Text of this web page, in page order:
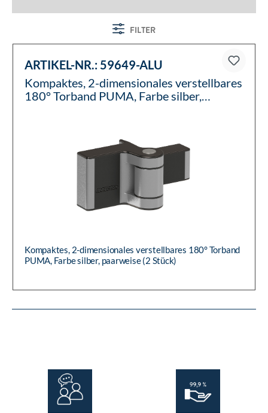
FILTER
ARTIKEL-NR.: 59649-ALU
Kompaktes, 2-dimensionales verstellbares
180° Torband PUMA, Farbe silber,
Kompaktes, 2-dimensionales verstellbares 180° Torband
PUMA, Farbe silber, paarweise (2 Stück)